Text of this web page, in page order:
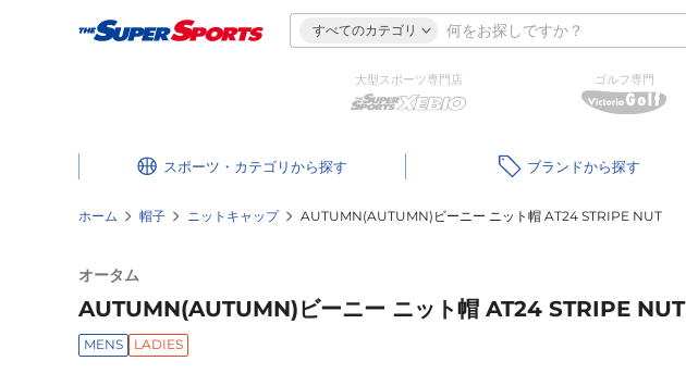
すべてのカテゴリ
大型スポーツ専門店 ゴルフ専門
スポーツ・カテゴリ ブランド
ホーム 帽子 ニットキャップ AUTUMN(AUTUMN)ビーニー ニット帽 AT24 STRIPE NUT
オータム
AUTUMN(AUTUMN)ビーニー ニット帽 AT24 STRIPE NUT
MENS LADIES